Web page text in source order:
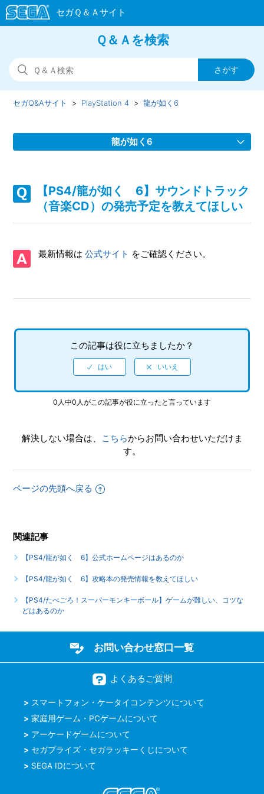
Ｑ＆Ａを検索
セガQ&Aサイト PlayStation 4 龍が如く6
龍が如く6
【PS4/龍が如く 6】何をしたらいいか、どこへ行けばいい
か、わからない。バトルで勝てない
もイベントが発生しない
なのか
【PS4/龍が如く 6】ネットワーク対応なのか
【PS4/龍が如く 6】サウンドトラック
（音楽CD）の発売予定を教えてほしい
最新情報は 公式サイト をご確認ください。
この記事は役に立ちましたか？
0人中0人がこの記事が役に立ったと言っています
解決しない場合は、 こちらからお問い合わせいただけま
す。
ページの先頭へ戻る
関連記事
【PS4/龍が如く 6】公式ホームページはあるのか
【PS4/龍が如く 6】攻略本の発売情報を教えてほしい
【PS4/たべごろ！スーパーモンキーボール】ゲームが難しい、コツな
どはあるのか
お問い合わせ窓口一覧
よくあるご質問
スマートフォン・ケータイコンテンツについて
家庭用ゲーム・PCゲームについて
アーケードゲームについて
セガプライズ・セガラッキーくじについて
SEGA IDについて